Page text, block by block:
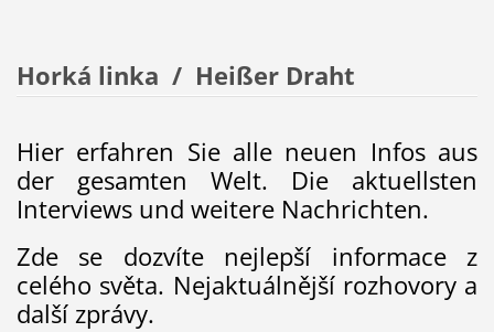
Horká linka / Heißer Draht
Hier erfahren Sie alle neuen Infos aus
der gesamten Welt. Die aktuellsten
Interviews und weitere Nachrichten.
Zde se dozvíte nejlepší informace z
celého světa. Nejaktuálnější rozhovory a
další zprávy.